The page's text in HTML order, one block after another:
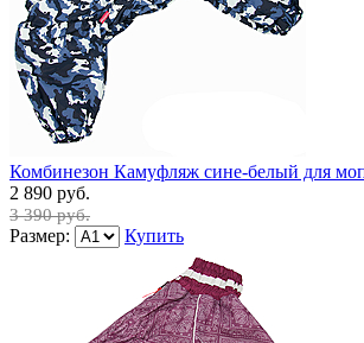
Комбинезон Камуфляж сине-белый для
2 890 руб.
3 390 руб.
Размер: Купить